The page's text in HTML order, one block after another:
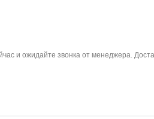
и ожидайте звонка от менеджера.